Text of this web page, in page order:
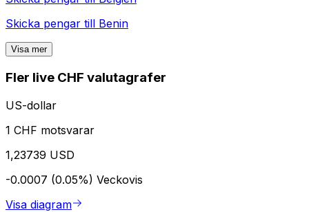
Skicka pengar till Benin
Visa mer
Fler live CHF valutagrafer
US-dollar
1 CHF motsvarar
1,23739 USD
-0.0007 (0.05%) Veckovis
Visa diagram